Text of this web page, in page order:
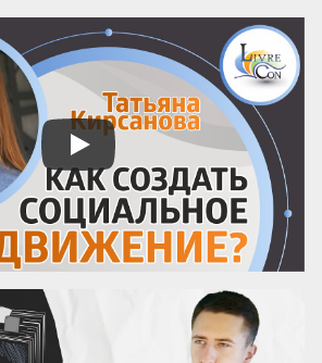
добродетель бургомистра. Правдивость
и честность просты и благородны, шутка
и угодливая лесть тонки и красивы.
Учтивость украшение добродетели.
Бескорыстное служебное рвение
благородно, утонченность и вежливость
прекрасны. Возвышенные свойства
внушают уважение, прекрасные любовь.
Люди, чувство которых обращено
преимущественно на прекрасное, ищут
себе честных, вер...